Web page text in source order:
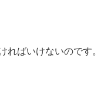
ればいけないのです。